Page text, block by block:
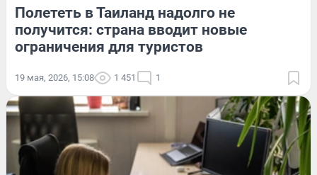
Полететь в Таиланд надолго не
получится: страна вводит новые
ограничения для туристов
19 мая, 2026, 15:08 1 451 1